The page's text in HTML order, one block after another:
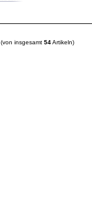
(von insgesamt 54Artikeln)